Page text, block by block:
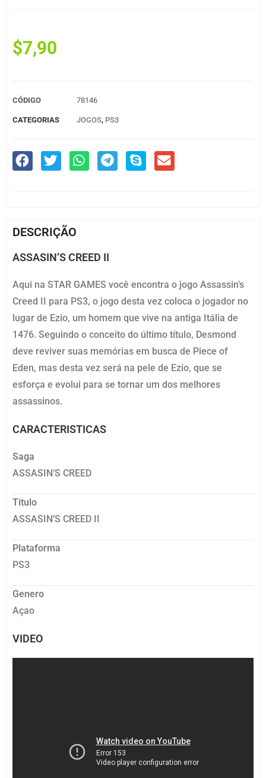
$7,90
CÓDIGO 78146
CATEGORIAS JOGOS, PS3
DESCRIÇÃO
ASSASIN’S CREED II
Aqui na STAR GAMES você encontra o jogo Assassin’s
Creed II para PS3, o jogo desta vez coloca o jogador no
lugar de Ezio, um homem que vive na antiga Itália de
1476. Seguindo o conceito do último título, Desmond
deve reviver suas memórias em busca de Piece of
Eden, mas desta vez será na pele de Ezio, que se
esforça e evolui para se tornar um dos melhores
assassinos.
CARACTERISTICAS
Saga
ASSASIN’S CREED
Titulo
ASSASIN’S CREED II
Plataforma
PS3
Genero
Açao
VIDEO